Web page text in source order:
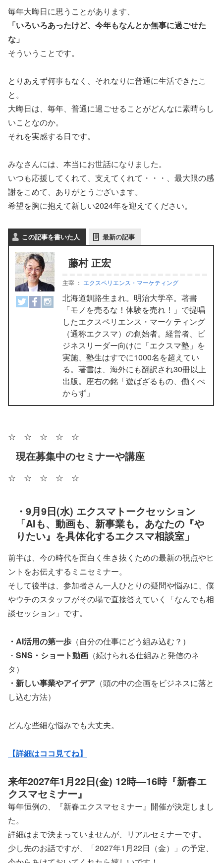
毎年大晦日に思うことがあります、
「いろいろあったけど、今年もなんとか無事に過ごせた
な」
そういうことです。
とりあえず何事もなく、それなりに普通に生活できたこ
と。
大晦日は、毎年、普通に過ごせることがどんなに素晴らし
いことなのか。
それを実感する日です。
みなさんには、本当にお世話になりました。
いつも応援してくれて、支えてくれて・・・、最大限の感
謝をこめて、ありがとうございます。
希望を胸に抱えて新しい2024年を迎えてください。
この記事を書いた人 最新の記事
藤村 正宏
主宰 ： エクスペリエンス・マーケティング
北海道釧路生まれ。明治大学卒。著書
「モノを売るな！体験を売れ！」で提唱
したエクスペリエンス・マーケティング
（通称エクスマ）の創始者。経営者、ビ
ジネスリーダー向けに「エクスマ塾」を
実施、塾生はすでに1000名を超えてい
る。著書は、海外にも翻訳され30冊以上
出版。座右の銘「遊ばざるもの、働くべ
からず」
☆ ☆ ☆ ☆ ☆
現在募集中のセミナーや講座
☆ ☆ ☆ ☆ ☆
・9月9日(水) エクスマトークセッション
「AIも、動画も、新事業も。あなたの『や
りたい』を具体化するエクスマ相談室」
前半は、今の時代を面白く生き抜くための最新の視点やヒ
ントをお伝えするミニセミナー。
そして後半は、参加者さん一人ひとりの疑問や悩みに、僕
やウチのスタッフがその場で直接答えていく「なんでも相
談セッション」です。
・AI活用の第一歩 （自分の仕事にどう組み込む？）
・ SNS・ショート動画 （続けられる仕組みと発信のネ
タ）
・新しい事業やアイデア （頭の中の企画をビジネスに落と
し込む方法）
どんな些細な悩みでも大丈夫。
【詳細はココ見てね】
来年2027年1月22日(金) 12時―16時『新春エ
クスマセミナー』
毎年恒例の、『新春エクスマセミナー』開催が決定しまし
た。
詳細はまで決まっていませんが、リアルセミナーです。
少し先のお話ですが、「2027年1月22日（金）」の予定、